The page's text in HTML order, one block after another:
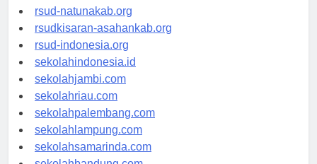
rsud-ntbprov.org
rsud-natunakab.org
rsudkisaran-asahankab.org
rsud-indonesia.org
sekolahindonesia.id
sekolahjambi.com
sekolahriau.com
sekolahpalembang.com
sekolahlampung.com
sekolahsamarinda.com